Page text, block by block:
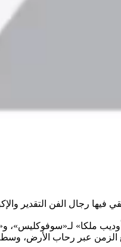
ملكا» لـ«سوفوكليس»،